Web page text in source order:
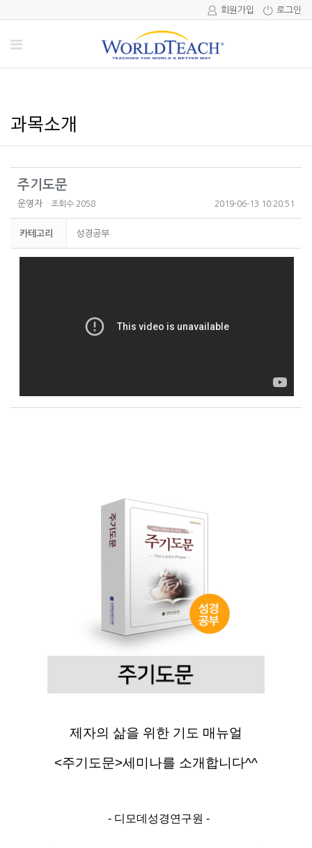
로그인
회원가입
과목소개
주기도문
운영자 조회수 2058 2019-06-13 10:20:51
카테고리 성경공부
제자의 삶을 위한 기도 매뉴얼
<주기도문>세미나를 소개합니다^^
  - 디모데성경연구원 -